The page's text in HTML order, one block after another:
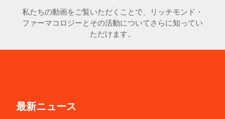
私たちの動画をご覧いただくことで、リッチモンド・
ファーマコロジーとその活動についてさらに知ってい
ただけます。
最新ニュース